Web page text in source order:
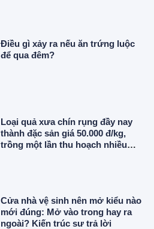
Điều gì xảy ra nếu ăn trứng luộc
để qua đêm?
Loại quả xưa chín rụng đầy nay
thành đặc sản giá 50.000 đ/kg,
trồng một lần thu hoạch nhiều
Cửa nhà vệ sinh nên mở kiểu nào
mới đúng: Mở vào trong hay ra
ngoài? Kiến trúc sư trả lời